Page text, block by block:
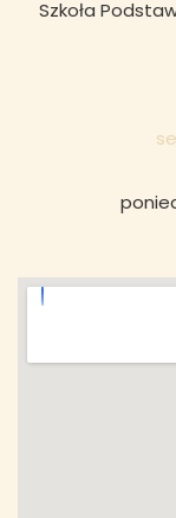
Szkoła